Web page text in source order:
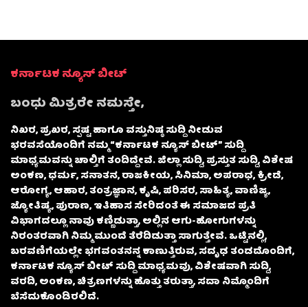
ಕರ್ನಾಟಕ ನ್ಯೂಸ್ ಬೀಟ್
ಬಂಧು ಮಿತ್ರರೇ ನಮಸ್ತೇ,
ನಿಖರ, ಪ್ರಖರ, ಸ್ಪಷ್ಟ ಹಾಗೂ ವಸ್ತುನಿಷ್ಠ ಸುದ್ದಿ ನೀಡುವ
ಭರವಸೆಯೊಂದಿಗೆ ನಮ್ಮ “ಕರ್ನಾಟಕ ನ್ಯೂಸ್ ಬೀಟ್” ಸುದ್ದಿ
ಮಾಧ್ಯಮವನ್ನು ಚಾಲ್ತಿಗೆ ತಂದಿದ್ದೇವೆ. ಜಿಲ್ಲಾ ಸುದ್ದಿ, ಪ್ರಸ್ತುತ ಸುದ್ದಿ, ವಿಶೇಷ
ಅಂಕಣ, ಧರ್ಮ, ಸನಾತನ, ರಾಜಕೀಯ, ಸಿನಿಮಾ, ಅಪರಾಧ, ಕ್ರೀಡೆ,
ಆರೋಗ್ಯ, ಆಹಾರ, ತಂತ್ರಜ್ಞಾನ, ಕೃಷಿ, ಪರಿಸರ, ಸಾಹಿತ್ಯ, ವಾಣಿಜ್ಯ,
ಜ್ಯೋತಿಷ್ಯ, ಪುರಾಣ, ಇತಿಹಾಸ ಸೇರಿದಂತೆ ಈ ಸಮಾಜದ ಪ್ರತಿ
ವಿಭಾಗದಲ್ಲೂ ನಾವು ಕಣ್ಣಿಡುತ್ತಾ, ಅಲ್ಲಿನ ಆಗು-ಹೋಗುಗಳನ್ನು
ನಿರಂತರವಾಗಿ ನಿಮ್ಮ ಮುಂದೆ ತೆರೆದಿಡುತ್ತಾ ಸಾಗುತ್ತೇವೆ. ಒಟ್ಟಿನಲ್ಲಿ,
ಬರವಣಿಗೆಯಲ್ಲೇ ಭಗವಂತನನ್ನ ಕಾಣುತ್ತಿರುವ, ಸದೃಢ ತಂಡದೊಂದಿಗೆ,
ಕರ್ನಾಟಕ ನ್ಯೂಸ್ ಬೀಟ್ ಸುದ್ದಿ ಮಾಧ್ಯಮವು, ವಿಶೇಷವಾಗಿ ಸುದ್ದಿ,
ವರದಿ, ಅಂಕಣ, ಚಿತ್ರಣಗಳನ್ನು ಹೊತ್ತು ತರುತ್ತಾ, ಸದಾ ನಿಮ್ಮೊಂದಿಗೆ
ಬೆಸೆದುಕೊಂಡಿರಲಿದೆ.